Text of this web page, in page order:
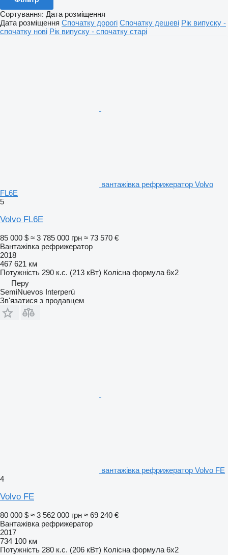
Сортування: Дата розміщення
Дата розміщення Спочатку дорогі Спочатку дешеві Рік випуску -
спочатку нові Рік випуску - спочатку старі
вантажівка рефрижератор Volvo
FL6E
5
Volvo FL6E
85 000 $ ≈ 3 785 000 грн ≈ 73 570 €
Вантажівка рефрижератор
2018
467 621 км
Потужність 290 к.с. (213 кВт) Колісна формула 6x2
Перу
SemiNuevos Interperú
Зв'язатися з продавцем
вантажівка рефрижератор Volvo FE
4
Volvo FE
80 000 $ ≈ 3 562 000 грн ≈ 69 240 €
Вантажівка рефрижератор
2017
734 100 км
Потужність 280 к.с. (206 кВт) Колісна формула 6x2